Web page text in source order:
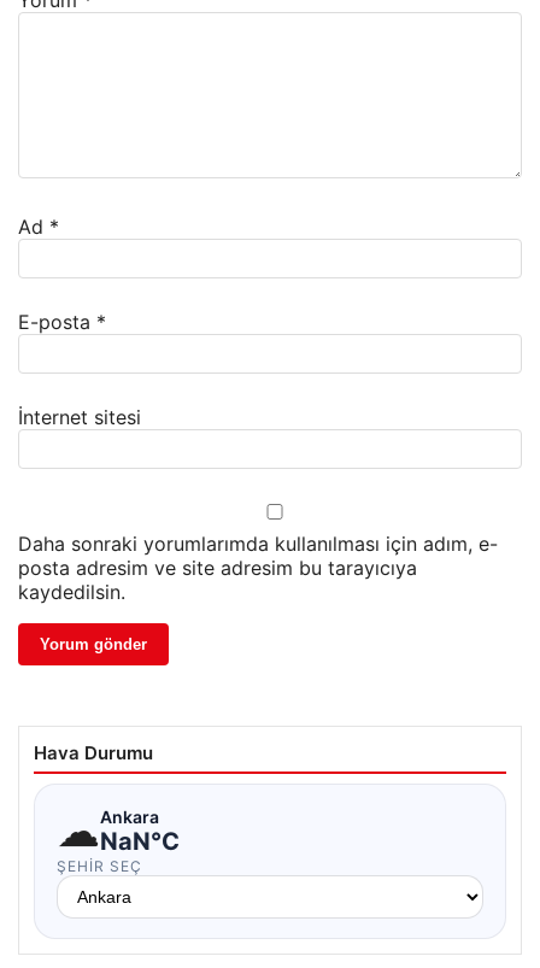
Ad *
E-posta *
İnternet sitesi
Daha sonraki yorumlarımda kullanılması için adım, e-
posta adresim ve site adresim bu tarayıcıya
kaydedilsin.
Hava Durumu
☁Ankara
NaN°C
ŞEHIR SEÇ